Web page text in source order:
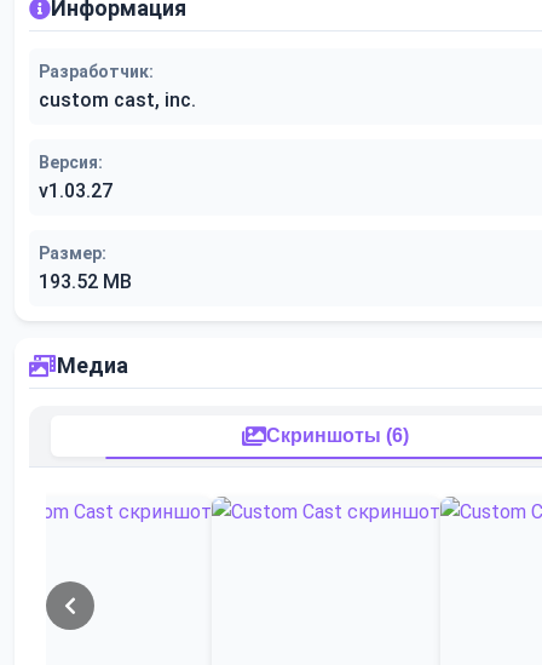
Информация
Разработчик:
custom cast, inc.
Версия:
v1.03.27
Размер:
193.52 MB
Медиа
Скриншоты (6)